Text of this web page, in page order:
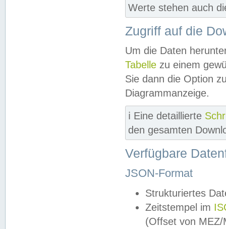
Werte stehen auch
Zugriff auf die
Um die Daten
Tabelle zu einem
Sie dann die Option
Diagrammanzeige.
ℹ️ Eine detaillierte
den gesamten
Verfügbare
JSON-Format
Strukturiertes
Zeitstempel im
(Offset von MEZ/